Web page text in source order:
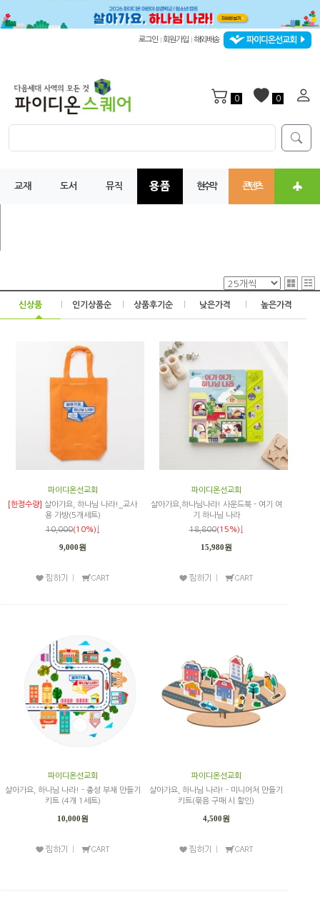
로그인 회원가입 해외배송 파이디온선교회
0 0
교재 도서 뮤직 용품 현수막 콘텐츠
신상품 인기상품순 상품후기순 낮은가격 높은가격
파이디온선교회
[한정수량]
살아가요, 하나님 나라!_교사
용 가방(5개세트)
10,000(10%)↓
9,000원
파이디온선교회
살아가요,하나님나라! 사운드북 - 여기 여
기 하나님 나라
18,800(15%)↓
15,980원
파이디온선교회
살아가요, 하나님 나라! - 충성 부채 만들기
키트 (4개 1세트)
10,000원
파이디온선교회
살아가요, 하나님 나라! - 미니어처 만들기
키트(묶음 구매 시 할인)
4,500원